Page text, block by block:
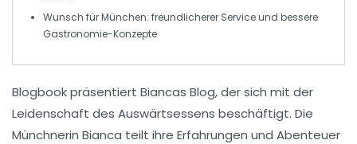
Wunsch für München: freundlicherer Serviceund bessere
Gastronomie-Konzepte
Blogbook präsentiert Biancas Blog, der sich mit der
Leidenschaft des Auswärtsessens beschäftigt. Die
Münchnerin Bianca teilt ihre Erfahrungen und Abenteuer